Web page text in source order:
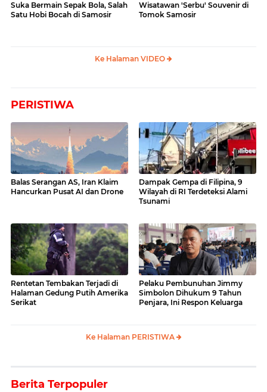
Suka Bermain Sepak Bola, Salah
Satu Hobi Bocah di Samosir
Wisatawan 'Serbu' Souvenir di
Tomok Samosir
Ke Halaman VIDEO
PERISTIWA
Balas Serangan AS, Iran Klaim
Hancurkan Pusat AI dan Drone
Dampak Gempa di Filipina, 9
Wilayah di RI Terdeteksi Alami
Tsunami
Rentetan Tembakan Terjadi di
Halaman Gedung Putih Amerika
Serikat
Pelaku Pembunuhan Jimmy
Simbolon Dihukum 9 Tahun
Penjara, Ini Respon Keluarga
Ke Halaman PERISTIWA
Berita Terpopuler